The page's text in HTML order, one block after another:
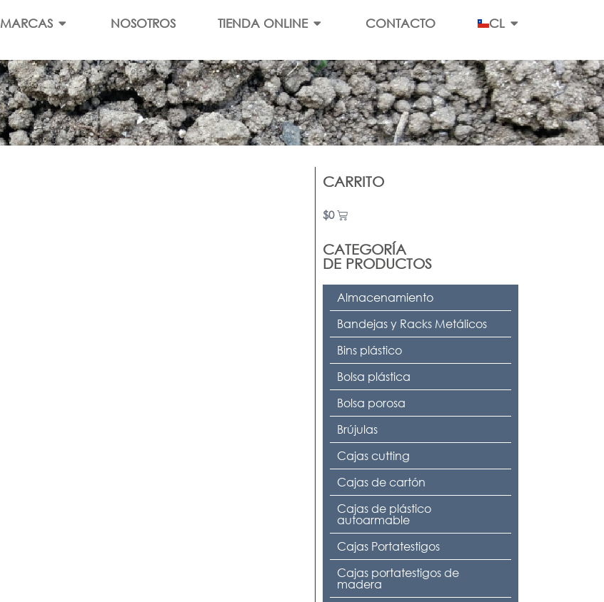
MARCAS NOSOTROS TIENDA ONLINE CONTACTO CL
CARRITO
$0
CATEGORÍA
DE PRODUCTOS
Almacenamiento
Bandejas y Racks Metálicos
Bins plástico
Bolsa plástica
Bolsa porosa
Brújulas
Cajas cutting
Cajas de cartón
Cajas de plástico
autoarmable
Cajas Portatestigos
Cajas portatestigos de
madera